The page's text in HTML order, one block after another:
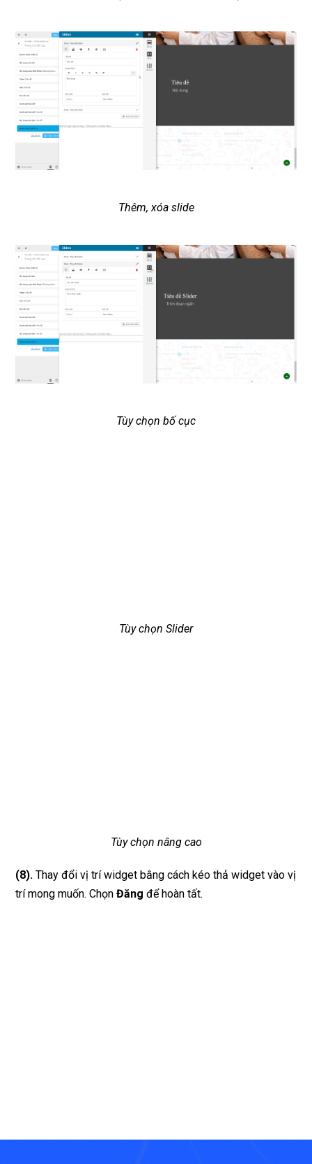
Thêm, xóa slide
Tùy chọn bố cục
Tùy chọn Slider
Tùy chọn nâng cao
(8). Thay đổi vị trí widget bằng cách kéo thả widget vào vị
trí mong muốn. Chọn Đăng để hoàn tất.